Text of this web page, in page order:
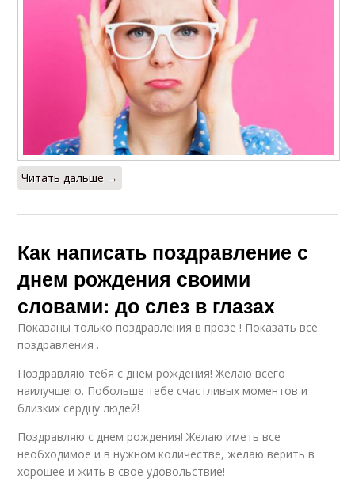
Читать дальше →
Как написать поздравление с
днем рождения своими
словами: до слез в глазах
Показаны только поздравления в прозе ! Показать все
поздравления .
Поздравляю тебя с днем рождения! Желаю всего
наилучшего. Побольше тебе счастливых моментов и
близких сердцу людей!
Поздравляю с днем рождения! Желаю иметь все
необходимое и в нужном количестве, желаю верить в
хорошее и жить в свое удовольствие!